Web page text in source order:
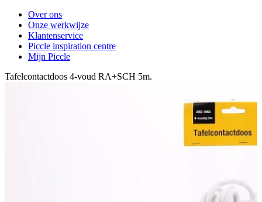
Over ons
Onze werkwijze
Klantenservice
Piccle inspiration centre
Mijn Piccle
Tafelcontactdoos 4-voud RA+SCH 5m.